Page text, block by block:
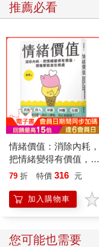
推薦必看
情緒價值：消除內耗，
把情緒變得有價值，跟
誰都能自在相處
79 折 特價 316 元
加入購物車
您可能也需要